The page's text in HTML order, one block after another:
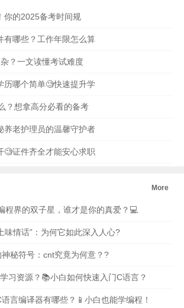
你的2025备考时间规
有哪些？工作年限怎么算
？一文读懂考试难度
历哪个简单🧐快速提升学
？想拿高分必看的备考
养老护理员的温馨守护者
🧐证件齐全才能安心求职
More
程界的双子星，谁才是你的真爱？💻
味情话”：为何它如此深入人心?
秘符号：cnt究竟为何意？?
习资源？📚小白如何快速入门C语言？
言编译器有哪些？📱小白也能学编程！